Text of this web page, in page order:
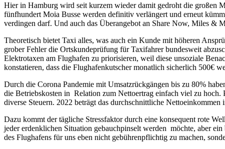
Hier in Hamburg wird seit kurzem wieder damit gedroht die großen
fünfhundert Moia Busse werden definitiv verlängert und erneut
verdingen darf. Und auch das Überangebot an Share Now, Miles &
Theoretisch bietet Taxi alles, was auch ein Kunde mit höheren
grober Fehler die Ortskundeprüfung für Taxifahrer bundesweit
Elektrotaxen am Flughafen zu priorisieren, weil diese unsoziale
konstatieren, dass die Flughafenkutscher monatlich sicherlich 500€
Durch die Corona Pandemie mit Umsatzrückgängen bis zu 80%
die Betriebskosten in Relation zum Nettoertrag einfach viel zu
diverse Steuern. 2022 beträgt das durchschnittliche
Dazu kommt der tägliche Stressfaktor durch eine konsequent rote
jeder erdenklichen Situation gebauchpinselt werden möchte, aber
des Flughafens für uns eben nicht gebührenpflichtig zu machen,